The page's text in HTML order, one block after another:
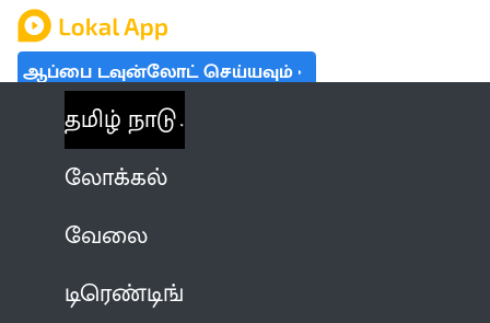
ஆப்பை டவுன்லோட் செய்யவும்
தமிழ் நாடு
லோக்கல்
வேலை
டிரெண்டிங்